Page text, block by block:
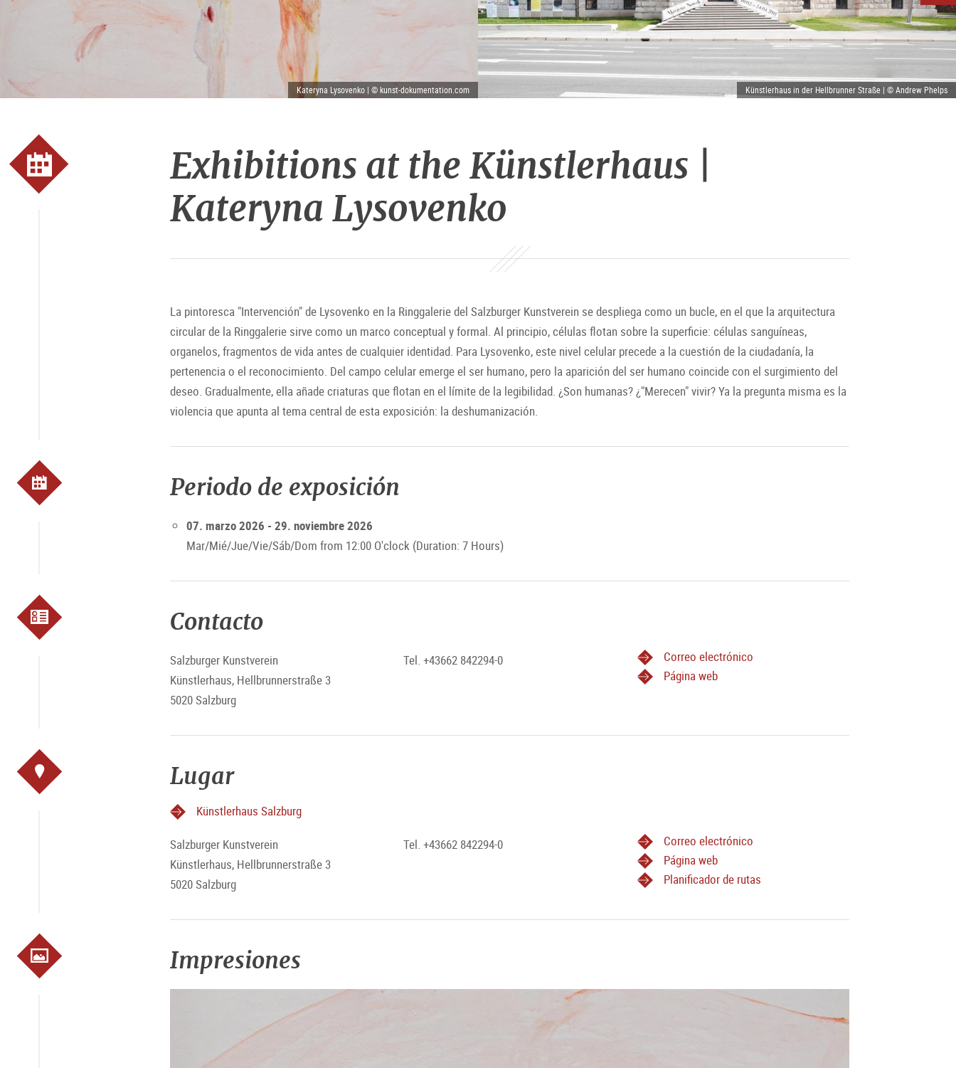
Kateryna Lysovenko | © kunst-dokumentation.com Künstlerhaus in der Hellbrunner Straße | © Andrew Phelps
Exhibitions at the Künstlerhaus |
Kateryna Lysovenko
La pintoresca "Intervención" de Lysovenko en la Ringgalerie del Salzburger Kunstverein se despliega como un bucle, en el que la arquitectura
circular de la Ringgalerie sirve como un marco conceptual y formal. Al principio, células flotan sobre la superficie: células sanguíneas,
organelos, fragmentos de vida antes de cualquier identidad. Para Lysovenko, este nivel celular precede a la cuestión de la ciudadanía, la
pertenencia o el reconocimiento. Del campo celular emerge el ser humano, pero la aparición del ser humano coincide con el surgimiento del
deseo. Gradualmente, ella añade criaturas que flotan en el límite de la legibilidad. ¿Son humanas? ¿"Merecen" vivir? Ya la pregunta misma es la
violencia que apunta al tema central de esta exposición: la deshumanización.
Periodo de exposición
07. marzo 2026 - 29. noviembre 2026
Mar/Mié/Jue/Vie/Sáb/Dom from 12:00 O'clock (Duration: 7 Hours)
Contacto
Salzburger Kunstverein
Künstlerhaus, Hellbrunnerstraße 3
5020 Salzburg
Tel. +43662 842294-0
Correo electrónico
Página web
Lugar
Künstlerhaus Salzburg
Salzburger Kunstverein
Künstlerhaus, Hellbrunnerstraße 3
5020 Salzburg
Tel. +43662 842294-0
Correo electrónico
Página web
Planificador de rutas
Impresiones